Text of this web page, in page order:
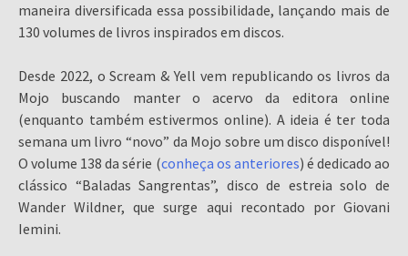
maneira diversificada essa possibilidade, lançando mais de
130 volumes de livros inspirados em discos.
Desde 2022, o Scream & Yell vem republicando os livros da
Mojo buscando manter o acervo da editora online
(enquanto também estivermos online). A ideia é ter toda
semana um livro “novo” da Mojo sobre um disco disponível!
O volume 138 da série (conheça os anteriores) é dedicado ao
clássico “Baladas Sangrentas”, disco de estreia solo de
Wander Wildner, que surge aqui recontado por Giovani
Iemini.